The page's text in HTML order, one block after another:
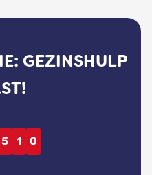
GEZINSHULP